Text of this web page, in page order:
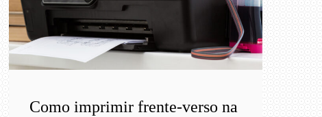
Como imprimir frente-verso na